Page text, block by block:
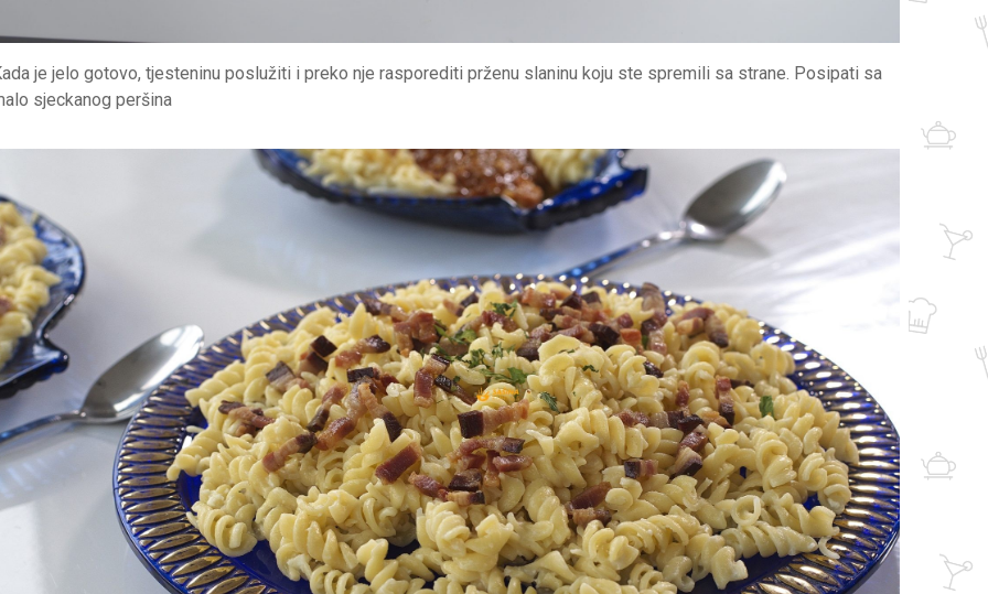
je jelo gotovo, tjesteninu poslužiti i preko nje rasporediti prženu slaninu koju ste spremili sa strane. Posipati sa
sjeckanog peršina